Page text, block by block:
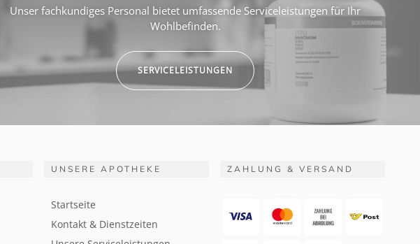
Unser fachkundiges Personal bietet umfassende Serviceleistungen für Ihr
Wohlbefinden.
SERVICELEISTUNGEN
UNSERE APOTHEKE
Startseite
Kontakt & Dienstzeiten
ZAHLUNG & VERSAND